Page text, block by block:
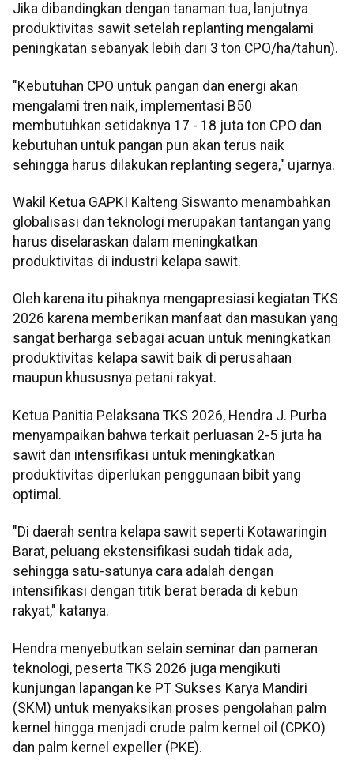
Jika dibandingkan dengan tanaman tua, lanjutnya
produktivitas sawit setelah replanting mengalami
peningkatan sebanyak lebih dari 3 ton CPO/ha/tahun).
"Kebutuhan CPO untuk pangan dan energi akan
mengalami tren naik, implementasi B50
membutuhkan setidaknya 17 - 18 juta ton CPO dan
kebutuhan untuk pangan pun akan terus naik
sehingga harus dilakukan replanting segera," ujarnya.
Wakil Ketua GAPKI Kalteng Siswanto menambahkan
globalisasi dan teknologi merupakan tantangan yang
harus diselaraskan dalam meningkatkan
produktivitas di industri kelapa sawit.
Oleh karena itu pihaknya mengapresiasi kegiatan TKS
2026 karena memberikan manfaat dan masukan yang
sangat berharga sebagai acuan untuk meningkatkan
produktivitas kelapa sawit baik di perusahaan
maupun khususnya petani rakyat.
Ketua Panitia Pelaksana TKS 2026, Hendra J. Purba
menyampaikan bahwa terkait perluasan 2-5 juta ha
sawit dan intensifikasi untuk meningkatkan
produktivitas diperlukan penggunaan bibit yang
optimal.
"Di daerah sentra kelapa sawit seperti Kotawaringin
Barat, peluang ekstensifikasi sudah tidak ada,
sehingga satu-satunya cara adalah dengan
intensifikasi dengan titik berat berada di kebun
rakyat," katanya.
Hendra menyebutkan selain seminar dan pameran
teknologi, peserta TKS 2026 juga mengikuti
kunjungan lapangan ke PT Sukses Karya Mandiri
(SKM) untuk menyaksikan proses pengolahan palm
kernel hingga menjadi crude palm kernel oil (CPKO)
dan palm kernel expeller (PKE).